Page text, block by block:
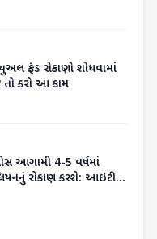
ફંડ રોકાણો શોધવામાં
તો કરો આ કામ
આગામી 4-5 વર્ષમાં
રોકાણ કરશે: આઇટી